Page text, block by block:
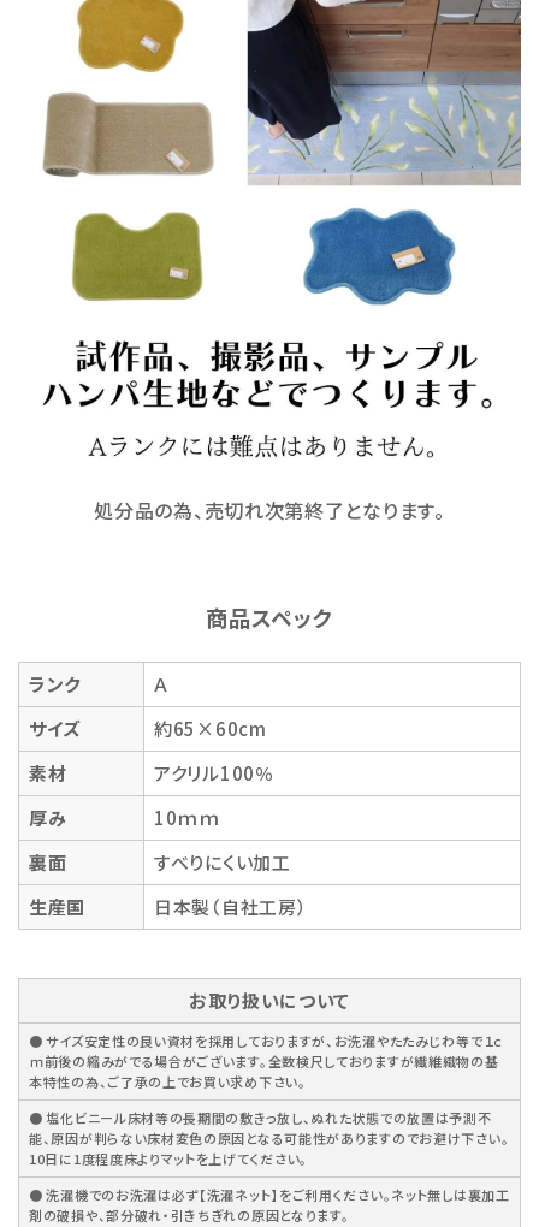
処分品の為、売切れ次第終了となります。
商品スペック
ランク
Ａ
サイズ
約65×60cm
素材
アクリル100％
厚み
10ｍｍ
裏面
すべりにくい加工
生産国
日本製（自社工房）
お取り扱いについて
● サイズ安定性の良い資材を採用しておりますが、お洗濯やたたみじわ等で１ｃ
ｍ前後の縮みがでる場合がございます。全数検尺しておりますが繊維織物の基
本特性の為、ご了承の上でお買い求め下さい。
● 塩化ビニール床材等の長期間の敷きっ放し、ぬれた状態での放置は予測不
能、原因が判らない床材変色の原因となる可能性がありますのでお避け下さい。
10日に1度程度床よりマットを上げてください。
● 洗濯機でのお洗濯は必ず【洗濯ネット】をご利用ください。ネット無しは裏加工
剤の破損や、部分破れ・引きちぎれの原因となります。